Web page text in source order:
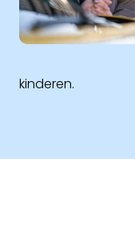
kinderen.